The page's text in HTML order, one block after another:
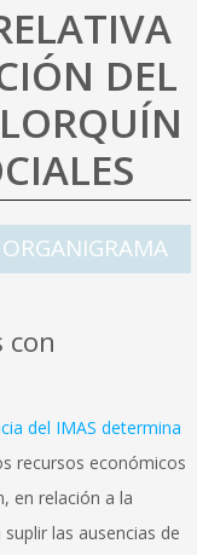
Mapa web
Ayuda
DEL
ORGANIGRAMA
con
del IMAS determina
recursos económicos
en relación a la
las ausencias de